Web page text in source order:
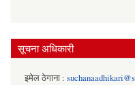
सूचना अधिकारी
इमेल ठेगाना :